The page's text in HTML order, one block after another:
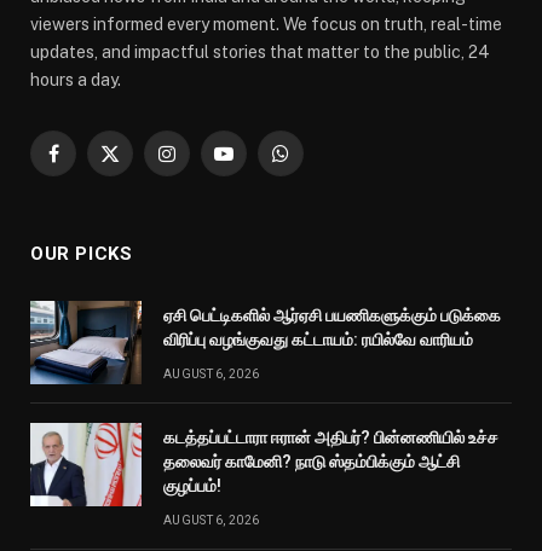
viewers informed every moment. We focus on truth, real-time
updates, and impactful stories that matter to the public, 24
hours a day.
Facebook
X
InstagramYouTubeWhatsApp
OUR PICKS
ஏசி பெட்டிகளில் ஆர்ஏசி பயணிகளுக்கும் படுக்கை
விரிப்பு வழங்குவது கட்டாயம்: ரயில்வே வாரியம்
AUGUST 6, 2026
கடத்தப்பட்டாரா ஈரான் அதிபர்? பின்னணியில் உச்ச
தலைவர் காமேனி? நாடு ஸ்தம்பிக்கும் ஆட்சி
குழப்பம்!
AUGUST 6, 2026